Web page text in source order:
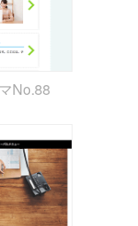
No.88